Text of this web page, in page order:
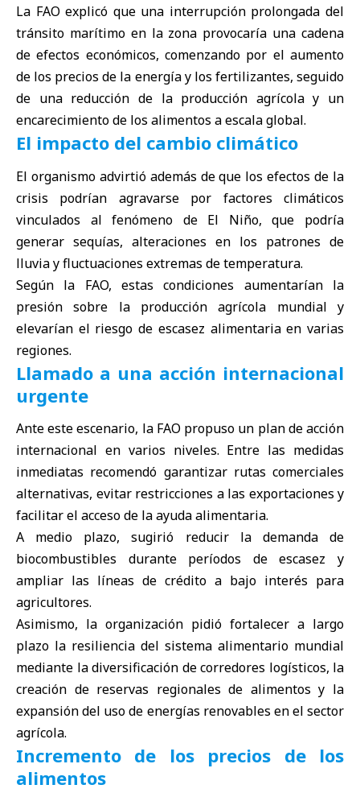
La FAO explicó que una interrupción prolongada del
tránsito marítimo en la zona provocaría una cadena
de efectos económicos, comenzando por el aumento
de los precios de la energía y los fertilizantes, seguido
de una reducción de la producción agrícola y un
encarecimiento de los alimentos a escala global.
El impacto del cambio climático
El organismo advirtió además de que los efectos de la
crisis podrían agravarse por factores climáticos
vinculados al fenómeno de El Niño, que podría
generar sequías, alteraciones en los patrones de
lluvia y fluctuaciones extremas de temperatura.
Según la FAO, estas condiciones aumentarían la
presión sobre la producción agrícola mundial y
elevarían el riesgo de escasez alimentaria en varias
regiones.
Llamado a una acción internacional
urgente
Ante este escenario, la FAO propuso un plan de acción
internacional en varios niveles. Entre las medidas
inmediatas recomendó garantizar rutas comerciales
alternativas, evitar restricciones a las exportaciones y
facilitar el acceso de la ayuda alimentaria.
A medio plazo, sugirió reducir la demanda de
biocombustibles durante períodos de escasez y
ampliar las líneas de crédito a bajo interés para
agricultores.
Asimismo, la organización pidió fortalecer a largo
plazo la resiliencia del sistema alimentario mundial
mediante la diversificación de corredores logísticos, la
creación de reservas regionales de alimentos y la
expansión del uso de energías renovables en el sector
agrícola.
Incremento de los precios de los
alimentos